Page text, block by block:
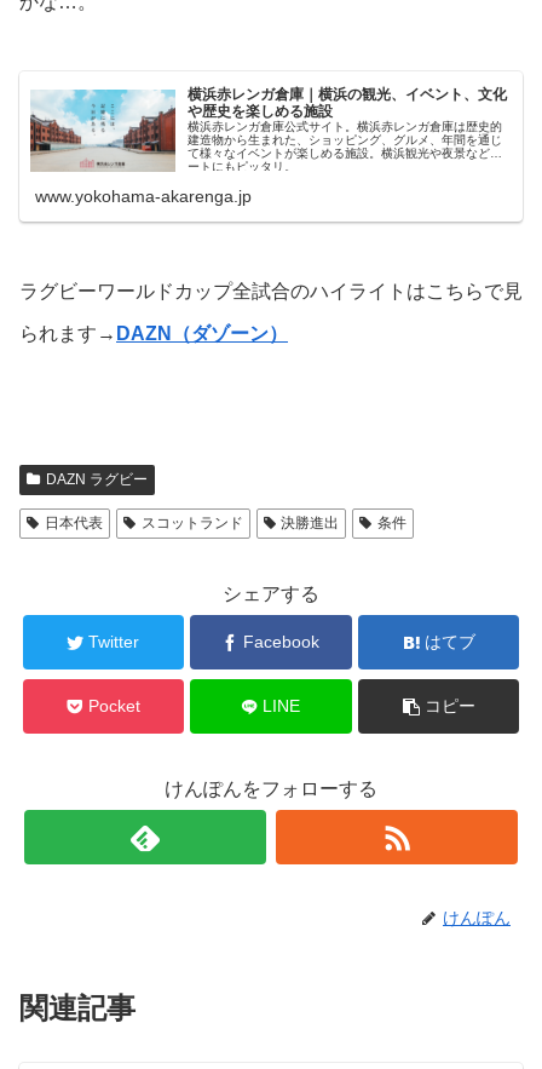
横浜赤レンガ倉庫｜横浜の観光、イベント、文化
や歴史を楽しめる施設
横浜赤レンガ倉庫公式サイト。横浜赤レンガ倉庫は歴史的
建造物から生まれた、ショッピング、グルメ、年間を通じ
て様々なイベントが楽しめる施設。横浜観光や夜景などデ
ートにもピッタリ。
www.yokohama-akarenga.jp
ラグビーワールドカップ全試合のハイライトはこちらで見
られます→ DAZN（ダゾーン）
DAZN ラグビー
日本代表 スコットランド 決勝進出 条件
シェアする
Twitter Facebook はてブ
Pocket LINE コピー
けんぽんをフォローする
けんぽん
関連記事